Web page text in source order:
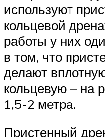
используют
кольцевой
работы у них
в том, что
делают
кольцевую – на
1,5-2 метра.
Пристенный